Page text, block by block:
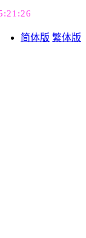
简体版 繁体版